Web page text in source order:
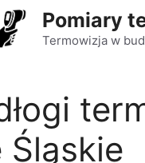
Pomiary
Termowizja w
Śląskie